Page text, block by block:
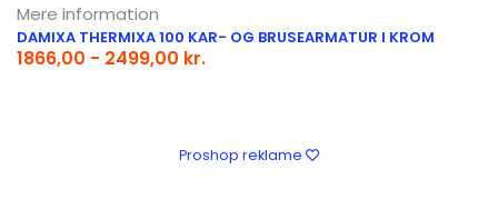
Mere information
DAMIXA THERMIXA 100 KAR- OG BRUSEARMATUR I KROM
1866,00 - 2499,00 kr.
Proshop reklame